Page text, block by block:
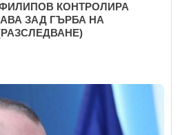
КОНТРОЛИРА
ЗАД ГЪРБА НА